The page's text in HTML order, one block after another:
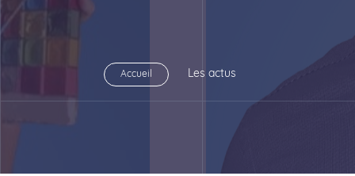
Accueil Les actus